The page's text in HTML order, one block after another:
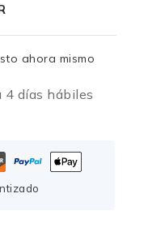
ahora mismo
4 días hábiles